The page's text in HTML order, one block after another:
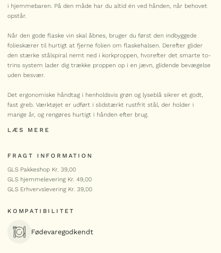
i hjemmebaren. På den måde har du altid én ved hånden, når behovet
opstår.
Når den gode flaske vin skal åbnes, bruger du først den indbyggede
folieskærer til hurtigt at fjerne folien om flaskehalsen. Derefter glider
den stærke stålspiral nemt ned i korkproppen, hvorefter det smarte to-
trins system lader dig trække proppen op i en jævn, glidende bevægelse
uden besvær.
Det ergonomiske håndtag i henholdsvis grøn og lyseblå sikrer et godt,
fast greb. Værktøjet er udført i slidstærkt rustfrit stål, der holder i
mange år, og rengøres hurtigt i hånden efter brug.
LÆS MERE
FRAGT INFORMATION
GLS Pakkeshop Kr. 39,00
GLS hjemmelevering Kr. 49,00
GLS Erhvervslevering Kr. 39,00
KOMPATIBILITET
Fødevaregodkendt